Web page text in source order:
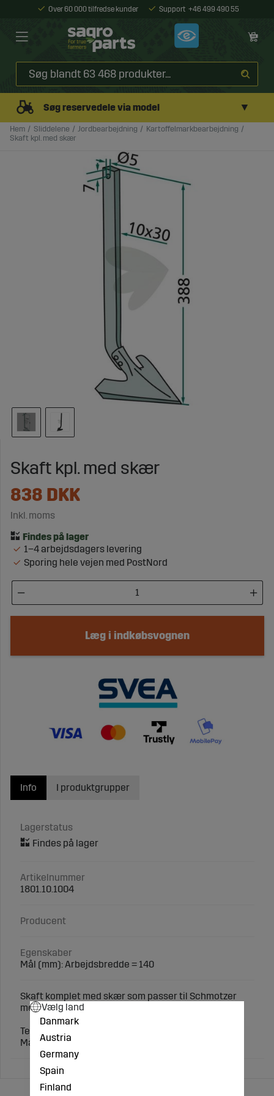
Over 60 000 tilfredse kunder Support +46 499 490 55
Søg reservedele via model ▼
Hem Sliddelene Jordbearbejdning
Kartoffelmarkbearbejdning
Skaft kpl. med skær
Skaft kpl. med skær
838 DKK
Inkl. moms
1–4 arbejdsdagers levering
Sporing hele vejen med PostNord
Læg i indkøbsvognen
Info
Lagerstatus
Artikelnummer
1801.10.1004
Producent
Egenskaber
Mål (mm): Arbejdsbredde = 140
Skaft komplet med skær som passer til Schmotzer
med flere.
Teknisk specifikation:
Mål (mm): Arbejdsbredde = 140
I produktgrupper
Vælg land
Danmark
Austria
Germany
Spain
Finland